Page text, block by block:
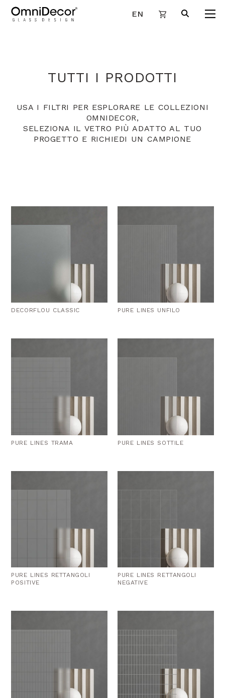
EN
TUTTI I PRODOTTI
USA I FILTRI PER ESPLORARE LE COLLEZIONI
OMNIDECOR,
SELEZIONA IL VETRO PIÙ ADATTO AL TUO
PROGETTO E RICHIEDI UN CAMPIONE
DECORFLOU CLASSIC PURE LINES UNFILO
PURE LINES TRAMA PURE LINES SOTTILE
PURE LINES RETTANGOLI
POSITIVE
PURE LINES RETTANGOLI
NEGATIVE